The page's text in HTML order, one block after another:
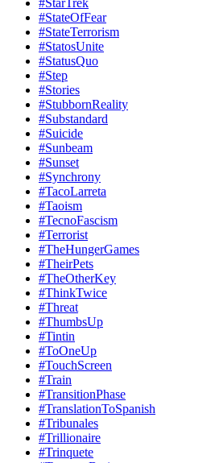
#StarTrek
#StateOfFear
#StateTerrorism
#StatosUnite
#StatusQuo
#Step
#Stories
#StubbornReality
#Substandard
#Suicide
#Sunbeam
#Sunset
#Synchrony
#TacoLarreta
#Taoism
#TecnoFascism
#Terrorist
#TheHungerGames
#TheirPets
#TheOtherKey
#ThinkTwice
#Threat
#ThumbsUp
#Tintin
#ToOneUp
#TouchScreen
#Train
#TransitionPhase
#TranslationToSpanish
#Tribunales
#Trillionaire
#Trinquete